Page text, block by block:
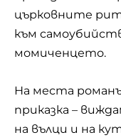
църковните
към
момиченцето.
На места
приказка –
на вълци и на